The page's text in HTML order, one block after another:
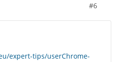
#6
expert-tips/userChrome-